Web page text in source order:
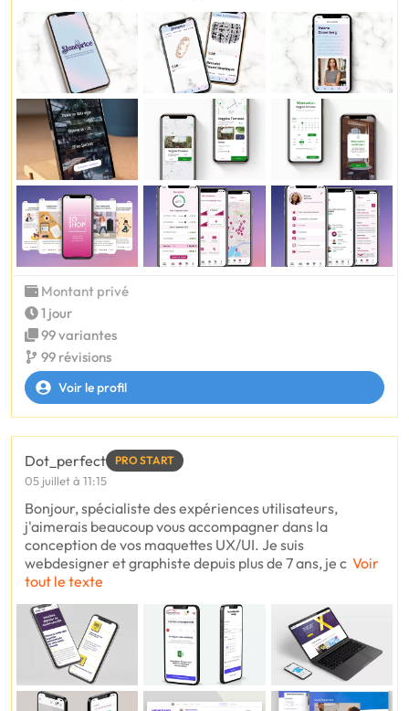
Montant privé
1 jour
99 variantes
99 révisions
Voir le profil
Dot_perfect PRO START
05 juillet à 11:15
Bonjour, spécialiste des expériences utilisateurs,
j'aimerais beaucoup vous accompagner dans la
conception de vos maquettes UX/UI. Je suis
webdesigner et graphiste depuis plus de 7 ans, je c Voir
tout le texte